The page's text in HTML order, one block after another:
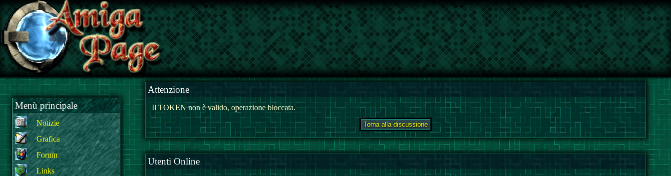
Menù principale
Notizie
Grafica
Forum
Links
Attenzione
Il TOKEN non è valido, operazione bloccata.
Utenti Online